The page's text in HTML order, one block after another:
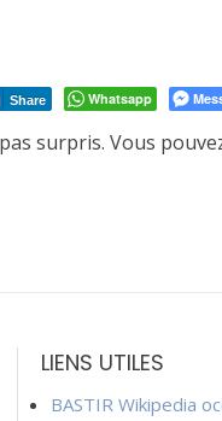
Share Whatsapp
surpris. Vous
LIENS UTILES
BASTIR Wikipedia